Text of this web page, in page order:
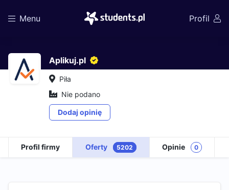
Menu Profil
Aplikuj.pl
Piła
Nie podano
Dodaj opinię
Profil firmy Oferty 5202 Opinie 0